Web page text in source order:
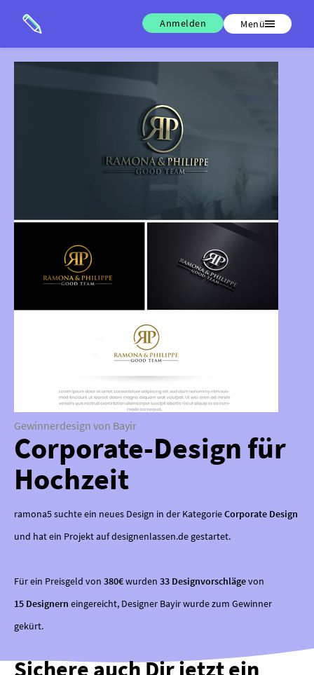
Anmelden Menü
Gewinnerdesign von Bayir
Corporate-Design für
Hochzeit
ramona5 suchte ein neues Design in der KategorieCorporate Design
und hat ein Projekt auf designenlassen.de gestartet.
Für ein Preisgeld von 380€wurden 33 Designvorschlägevon
15 Designern eingereicht, Designer Bayir wurde zum Gewinner
gekürt.
Sichere auch Dir jetzt ein